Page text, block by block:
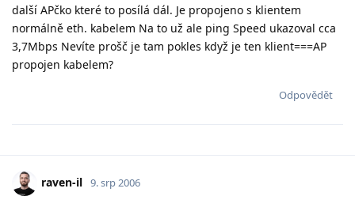
další APčko které to posílá dál. Je propojeno s klientem
normálně eth. kabelem Na to už ale ping Speed ukazoval cca
3,7Mbps Nevíte prošč je tam pokles když je ten klient===AP
propojen kabelem?
Odpovědět
raven-il 9. srp 2006